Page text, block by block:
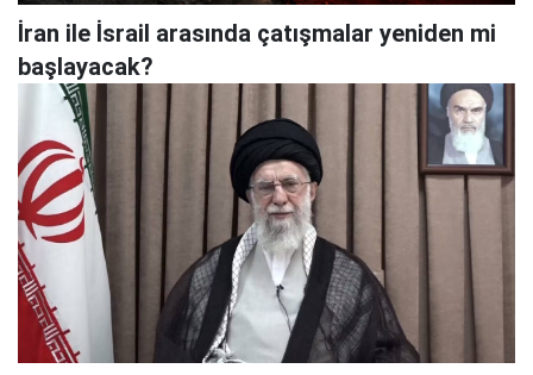
İran ile İsrail arasında çatışmalar yeniden mi
başlayacak?